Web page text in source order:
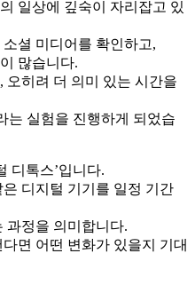
일상에 깊숙이 자리잡고 있
셜 미디어를 확인하고,
많습니다.
오히려 더 의미 있는 시간을
는 실험을 진행하게 되었습
디톡스’입니다.
디지털 기기를 일정 기간
과정을 의미합니다.
면 어떤 변화가 있을지 기대